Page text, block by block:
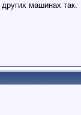
машинах так.